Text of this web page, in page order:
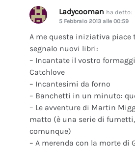
Ladycooman ha detto:
5 Febbraio 2013 alle 00:59
A me questa iniziativa piace
segnalo nuovi libri:
– Incantate il vostro
Catchlove
– Incantesimi da forno
– Banchetti in un minuto:
– Le avventure di Martin
matto (è una serie di
comunque)
– A merenda con la morte di